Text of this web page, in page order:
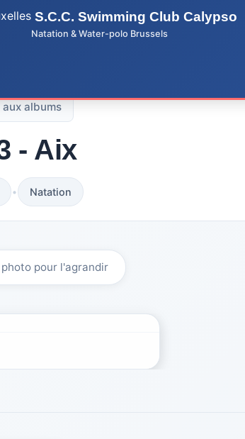
S.C.C. Swimming Club Calypso
Natation & Water-polo Brussels
aux albums
- Aix
• Natation
pour l'agrandir